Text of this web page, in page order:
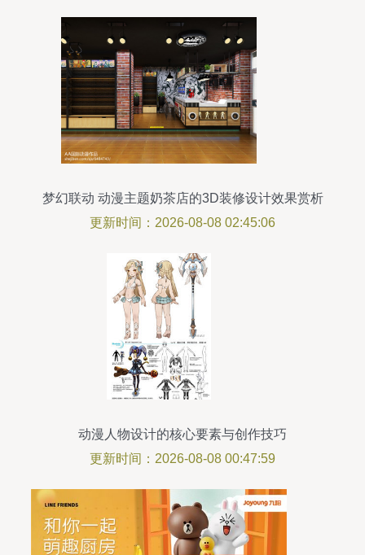
梦幻联动 动漫主题奶茶店的3D装修设计效果赏析
更新时间：2026-08-08 02:45:06
动漫人物设计的核心要素与创作技巧
更新时间：2026-08-08 00:47:59